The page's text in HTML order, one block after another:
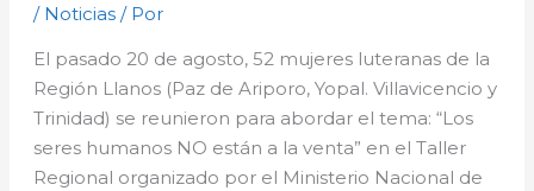
/ Noticias / Por
El pasado 20 de agosto, 52 mujeres luteranas de la
Región Llanos (Paz de Ariporo, Yopal. Villavicencio y
Trinidad) se reunieron para abordar el tema: “Los
seres humanos NO están a la venta” en el Taller
Regional organizado por el Ministerio Nacional de